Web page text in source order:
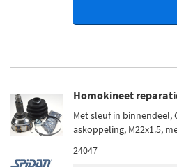
Homokineet
Met sleuf in binnendeel,
askoppeling, M22x1.5,
24047